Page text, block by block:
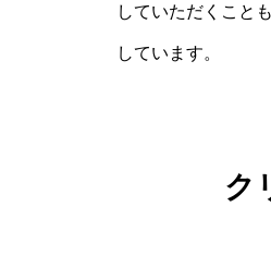
していただくこと
しています。
ク